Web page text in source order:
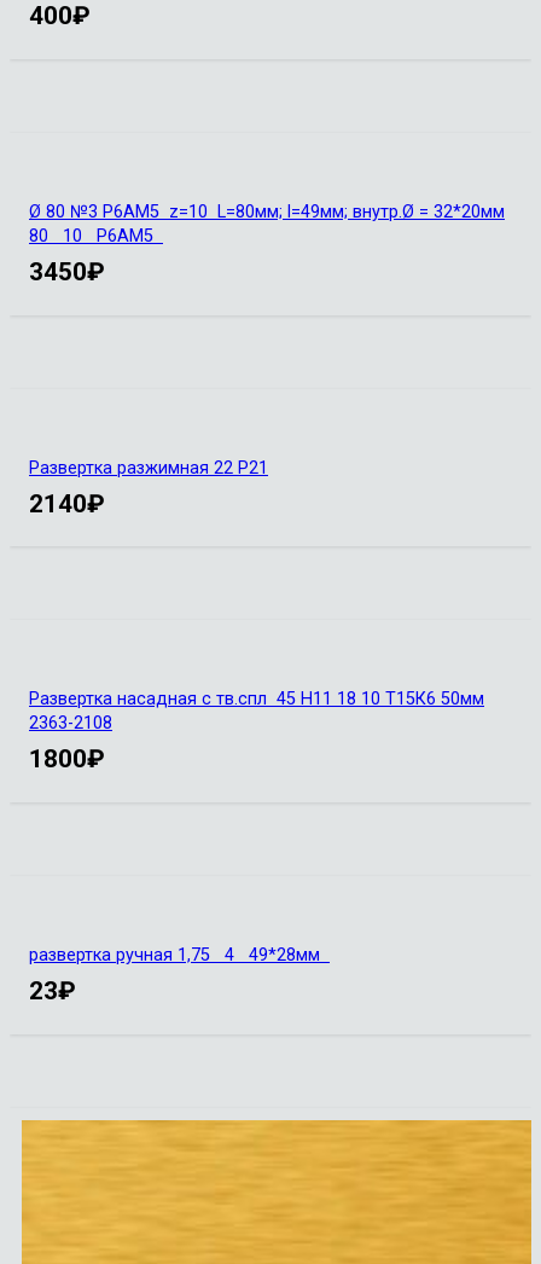
400₽
Ø 80 №3 Р6АМ5 z=10 L=80мм; l=49мм; внутр.Ø = 32*20мм
80 10 Р6АМ5
3450₽
Развертка разжимная 22 Р21
2140₽
Развертка насадная с тв.спл 45 Н11 18 10 Т15К6 50мм
2363-2108
1800₽
развертка ручная 1,75 4 49*28мм
23₽